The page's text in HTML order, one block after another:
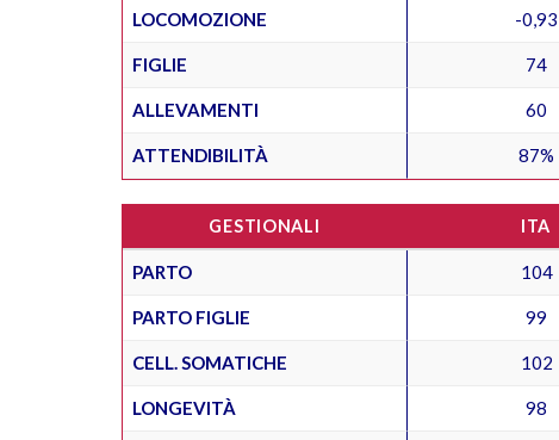
LOCOMOZIONE -0,93
FIGLIE 74
ALLEVAMENTI 60
ATTENDIBILITÀ 87%
GESTIONALI ITA
PARTO 104
PARTO FIGLIE 99
CELL. SOMATICHE 102
LONGEVITÀ 98